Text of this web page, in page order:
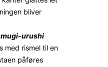
bliver
mugi-urushi
med rismel til en
påføres